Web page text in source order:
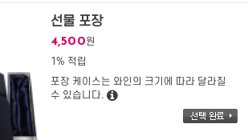
선물 포장
4,500원
1% 적립
포장 케이스는 와인의 크기에 따라 달라질
수 있습니다.